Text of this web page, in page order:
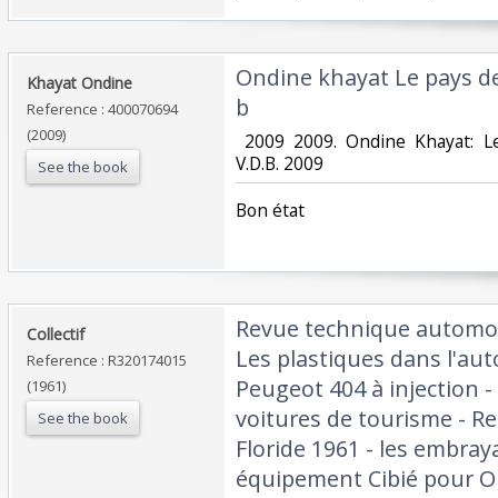
‎Khayat Ondine‎
Reference : 400070694
(2009)
See the book
‎Ondine khayat Le pays
b‎
2009 2009. Ondine Khayat:
V.D.B. 2009‎
‎Bon état‎
‎Collectif‎
Reference : R320174015
(1961)
See the book
‎Revue technique
Les plastiques dans
Peugeot 404 à injection
voitures de tourisme -
Floride 1961 - les
équipement Cibié pour